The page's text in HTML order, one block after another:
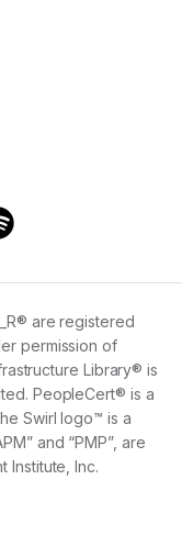
oldala
Facebook
are registered
permission of
Library® is
PeopleCert® is a
Swirl logo™ is a
and “PMP”, are
Institute, Inc.